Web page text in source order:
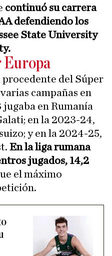
continuó su carrera
defendiendo los
State University
Europa
del Súper
campañas en
en Rumanía
en la 2023-24,
y en la 2024-25,
En la liga rumana
jugados, 14,2
el máximo